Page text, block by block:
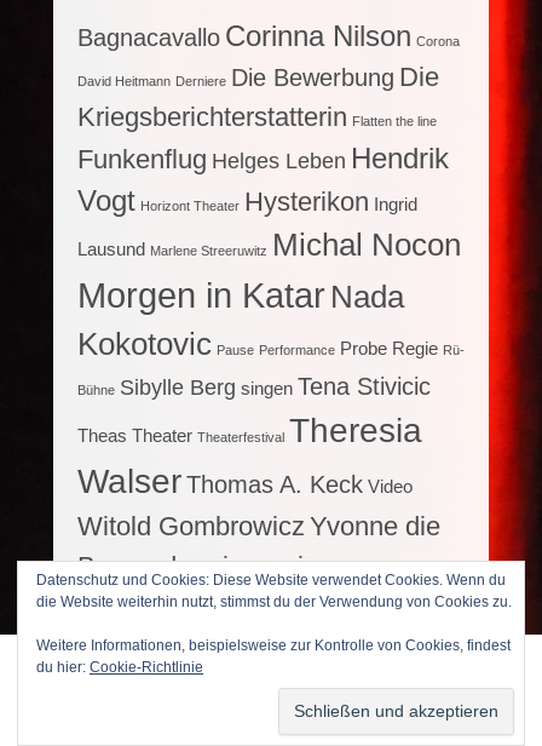
Bagnacavallo Corinna Nilson Corona
David Heitmann Derniere Die Bewerbung Die
Kriegsberichterstatterin Flatten the line
Funkenflug Helges Leben Hendrik
Vogt Horizont Theater Hysterikon Ingrid
Lausund Marlene Streeruwitz Michal Nocon
Morgen in Katar Nada
Kokotovic Pause Performance Probe Regie Rü-
Bühne Sibylle Berg singen Tena Stivicic
Theas Theater Theaterfestival Theresia
WalserThomas A. Keck Video
Witold Gombrowicz Yvonne die
Burgunderprinzessin
Copyright © 2026
Datenschutz und Cookies: Diese Website verwendet Cookies. Wenn du
die Website weiterhin nutzt, stimmst du der Verwendung von Cookies zu.
Weitere Informationen, beispielsweise zur Kontrolle von Cookies, findest
du hier: Cookie-Richtlinie